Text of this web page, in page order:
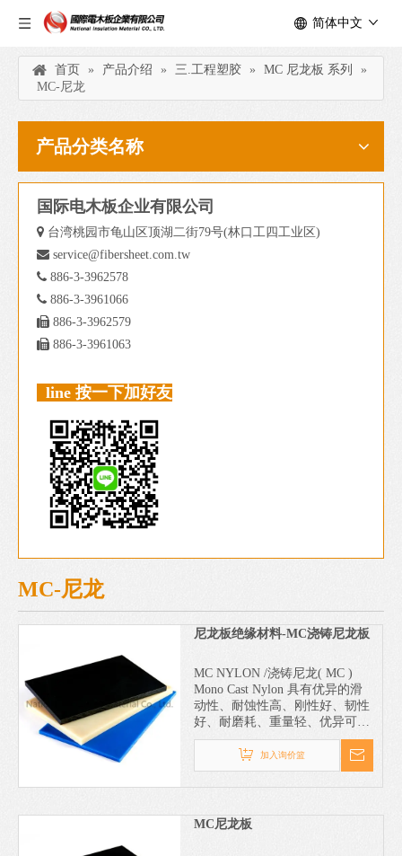
简体中文
首页 » 产品介绍 » 三.工程塑胶 » MC 尼龙板 系列
»
MC-尼龙
产品分类名称
国际电木板企业有限公司
 台湾桃园市龟山区顶湖二街79号(林口工四工业区)
 service@fibersheet.com.tw
 886-3-3962578
 886-3-3961066
 886-3-3962579
 886-3-3961063
line 按一下加好友
MC-尼龙
尼龙板绝缘材料-MC浇铸尼龙板
MC NYLON /浇铸尼龙( MC )
Mono Cast Nylon 具有优异的滑
动性、耐蚀性高、刚性好、韧性
好、耐磨耗、重量轻、优异可切
削性、尺寸稳定、吸收噪音和震
加入询价篮
MC尼龙板